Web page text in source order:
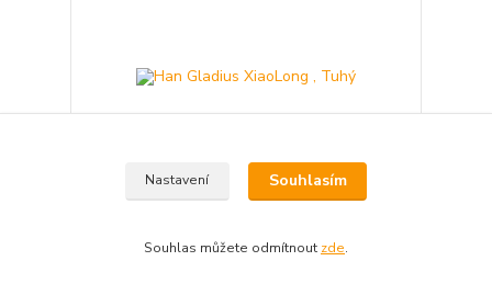
Han Gladius XiaoLong , Tuhý
Nastavení Souhlasím
Souhlas můžete odmítnout zde.